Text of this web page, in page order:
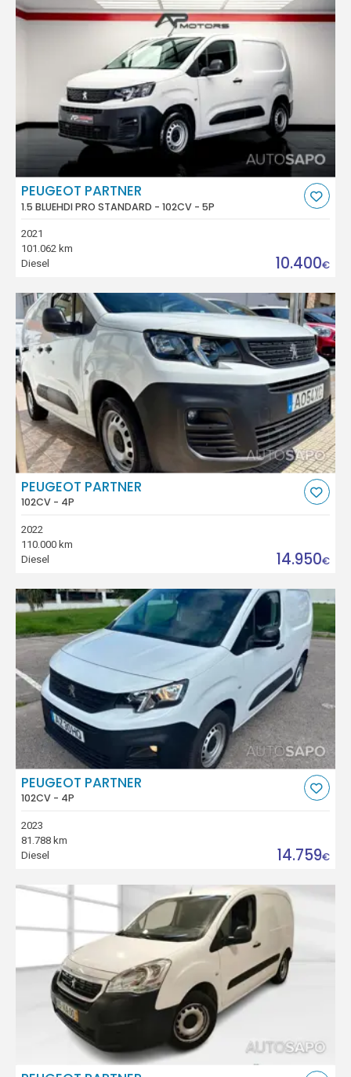
PEUGEOT PARTNER
1.5 BLUEHDI PRO STANDARD - 102CV - 5P
2021
101.062 km
Diesel
10.400€
PEUGEOT PARTNER
102CV - 4P
2022
110.000 km
Diesel
14.950€
PEUGEOT PARTNER
102CV - 4P
2023
81.788 km
Diesel
14.759€